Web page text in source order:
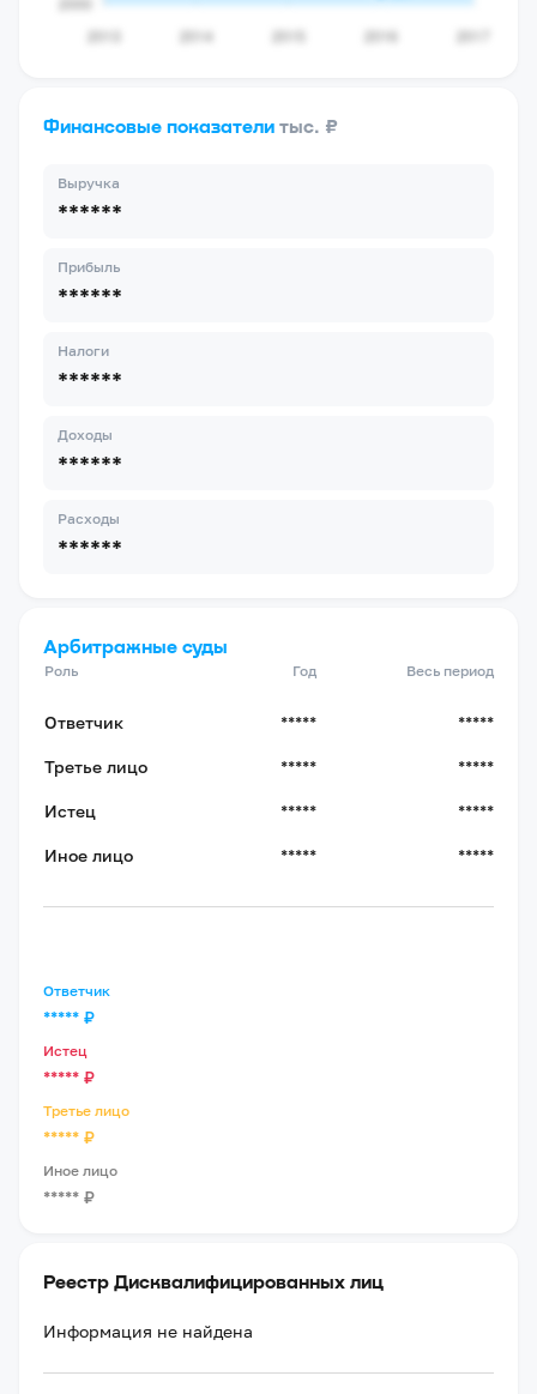
Финансовые показатели тыс. ₽
Выручка
******
Прибыль
******
Налоги
******
Доходы
******
Расходы
******
Арбитражные суды
Роль Год Весь период
Ответчик ***** *****
Третье лицо ***** *****
Истец ***** *****
Иное лицо ***** *****
Ответчик
***** ₽
Истец
***** ₽
Третье лицо
***** ₽
Иное лицо
***** ₽
Реестр Дисквалифицированных лиц
Информация не найдена